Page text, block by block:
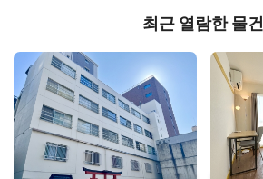
최근 열람한 물건